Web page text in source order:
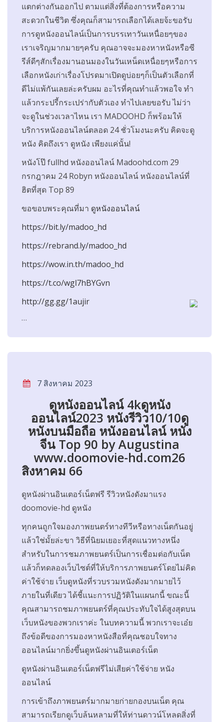
แตกต่างกันออกไป ตามแต่สิ่งที่ต้องการหรือความ
สะดวกในชีวิต ซึ่งคุณก็สามารถเลือกได้เลยจ้ะขอรับ
การดูหนังออนไลน์เป็นการบรรเทาวันเหนื่อยๆของ
เราเจริญมากมายๆครับ คุณอาจจะมองหาหนังหรือซี
รีส์ดีๆสักเรื่องมานอนมองในวันเหน็ดเหนื่อยๆหรือการ
เลือกหนังเก่าเรื่องโปรดมาเปิดดูบ่อยๆก็เป็นตัวเลือกที่
ดีไม่แพ้กันเลยล่ะครับผม อะไรที่คุณทำแล้วพอใจ ทำ
แล้วกระปรี้กระเปร่ากับตัวเอง ทำไปเลยขอรับ ไม่ว่า
จะดูในช่วงเวลาไหน เรา MADOOHD ก็พร้อมให้
บริการหนังออนไลน์ตลอด 24 ชั่วโมงนะครับ คิดจะดู
หนัง คิดถึงเรา ดูหนัง เพียงแค่นั้น!
หนังโป๊ fullhd หนังออนไลน์ Madoohd.com 29
กรกฎาคม 24 Robyn หนังออนไลน์ หนังออนไลน์ที่
ฮิตที่สุด Top 89
ขอขอบพระคุณที่มา ดูหนังออนไลน์
https://bit.ly/madoo_hd
https://rebrand.ly/madoo_hd
https://wow.in.th/madoo_hd
https://t.co/wgl7hBYGvn
http://gg.gg/1aujir
…
7 สิงหาคม 2023
ดูหนังออนไลน์ 4kดูหนัง
ออนไลน์2023 หนังรีวิว10/10ดู
หนังบนมือถือ หนังออนไลน์ หนัง
จีน Top 90 by Augustina
www.doomovie-hd.com26
สิงหาคม 66
ดูหนังผ่านอินเตอร์เน็ตฟรี รีวิวหนังดังมาแรง
doomovie-hd ดูหนัง
ทุกคนถูกใจมองภาพยนตร์ทางทีวีหรือทางเน็ตกันอยู่
แล้วใช่มั้ยล่ะขา วิธีที่นิยมเยอะที่สุดแนวทางหนึ่ง
สำหรับในการชมภาพยนตร์เป็นการเชื่อมต่อกับเน็ต
แล้วก็ทดลองเว็บไซต์ที่ให้บริการภาพยนตร์โดยไม่คิด
ค่าใช้จ่าย เว็บดูหนังที่รวบรวมหนังดังมากมายไว้
ภายในที่เดียว ได้ชี้แนะการปฏิวัติในแผนกนี้ ขณะนี้
คุณสามารถชมภาพยนตร์ที่คุณประทับใจได้สูงสุดบน
เว็บหนังของพวกเราค่ะ ในบทความนี้ พวกเราจะเอ๋ย
ถึงข้อดีของการมองหาหนังสือที่คุณชอบใจทาง
ออนไลน์มากยิ่งขึ้นดูหนังผ่านอินเตอร์เน็ต
ดูหนังผ่านอินเตอร์เน็ตฟรีไม่เสียค่าใช้จ่าย หนัง
ออนไลน์
การเข้าถึงภาพยนตร์มากมายก่ายกองบนเน็ต คุณ
สามารถเรียกดูเว็บล้นหลามที่ให้ท่านดาวน์โหลดสิ่งที่